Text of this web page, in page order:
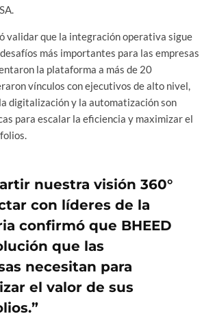
validar que la integración operativa sigue
más importantes para las empresas
la plataforma a más de 20
vínculos con ejecutivos de alto nivel,
digitalización y la automatización son
para escalar la eficiencia y maximizar el
nuestra visión 360°
con líderes de la
confirmó que BHEED
que las
necesitan para
el valor de sus